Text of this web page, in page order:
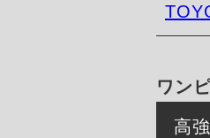
ワン
高